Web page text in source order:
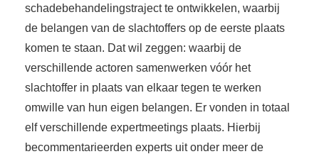
schadebehandelingstraject te ontwikkelen, waarbij
de belangen van de slachtoffers op de eerste plaats
komen te staan. Dat wil zeggen: waarbij de
verschillende actoren samenwerken vóór het
slachtoffer in plaats van elkaar tegen te werken
omwille van hun eigen belangen. Er vonden in totaal
elf verschillende expertmeetings plaats. Hierbij
becommentarieerden experts uit onder meer de